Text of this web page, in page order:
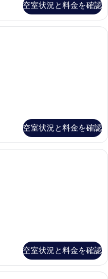
空室状況と料金を確認
セーフティボックス (室内)、アイロ
空室状況と料金を確認
セーフティボックス (室内)、アイロ
空室状況と料金を確認
セーフティボックス (室内)、アイロ